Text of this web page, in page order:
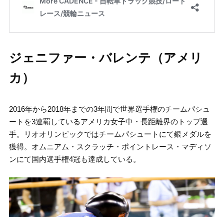
ジェニファー・バレンテ（アメリ
カ）
2016年から2018年までの3年間で世界選手権のチームパシュ
ートを3連覇しているアメリカ女子中・長距離界のトップ選
手。リオオリンピックではチームパシュートにて銀メダルを
獲得。オムニアム・スクラッチ・ポイントレース・マディソ
ンにて国内選手権4冠も達成している。